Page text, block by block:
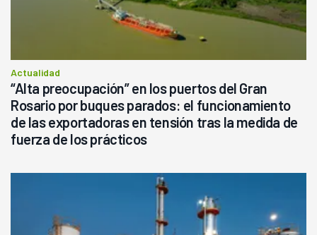
Actualidad
“Alta preocupación” en los puertos del Gran
Rosario por buques parados: el funcionamiento
de las exportadoras en tensión tras la medida de
fuerza de los prácticos